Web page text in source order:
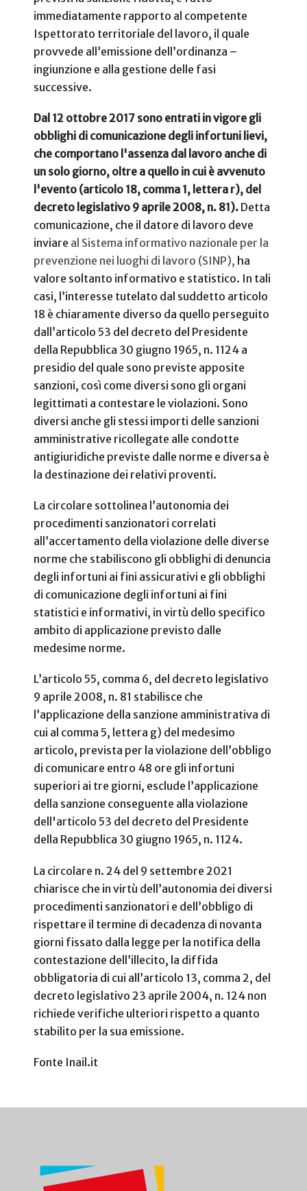
immediatamente rapporto al competente
Ispettorato territoriale del lavoro, il quale
provvede all’emissione dell’ordinanza –
ingiunzione e alla gestione delle fasi
successive.
Dal 12 ottobre 2017 sono entrati in vigore gli
obblighi di comunicazione degli infortuni lievi,
che comportano l'assenza dal lavoro anche di
un solo giorno, oltre a quello in cui è avvenuto
l'evento (articolo 18, comma 1, lettera r), del
decreto legislativo 9 aprile 2008, n. 81). Detta
comunicazione, che il datore di lavoro deve
inviare al Sistema informativo nazionale per la
prevenzione nei luoghi di lavoro (SINP), ha
valore soltanto informativo e statistico. In tali
casi, l’interesse tutelato dal suddetto articolo
18 è chiaramente diverso da quello perseguito
dall’articolo 53 del decreto del Presidente
della Repubblica 30 giugno 1965, n. 1124 a
presidio del quale sono previste apposite
sanzioni, così come diversi sono gli organi
legittimati a contestare le violazioni. Sono
diversi anche gli stessi importi delle sanzioni
amministrative ricollegate alle condotte
antigiuridiche previste dalle norme e diversa è
la destinazione dei relativi proventi.
La circolare sottolinea l’autonomia dei
procedimenti sanzionatori correlati
all’accertamento della violazione delle diverse
norme che stabiliscono gli obblighi di denuncia
degli infortuni ai fini assicurativi e gli obblighi
di comunicazione degli infortuni ai fini
statistici e informativi, in virtù dello specifico
ambito di applicazione previsto dalle
medesime norme.
L’articolo 55, comma 6, del decreto legislativo
9 aprile 2008, n. 81 stabilisce che
l’applicazione della sanzione amministrativa di
cui al comma 5, lettera g) del medesimo
articolo, prevista per la violazione dell’obbligo
di comunicare entro 48 ore gli infortuni
superiori ai tre giorni, esclude l’applicazione
della sanzione conseguente alla violazione
dell'articolo 53 del decreto del Presidente
della Repubblica 30 giugno 1965, n. 1124.
La circolare n. 24 del 9 settembre 2021
chiarisce che in virtù dell’autonomia dei diversi
procedimenti sanzionatori e dell’obbligo di
rispettare il termine di decadenza di novanta
giorni fissato dalla legge per la notifica della
contestazione dell’illecito, la diffida
obbligatoria di cui all’articolo 13, comma 2, del
decreto legislativo 23 aprile 2004, n. 124 non
richiede verifiche ulteriori rispetto a quanto
stabilito per la sua emissione.
Fonte Inail.it